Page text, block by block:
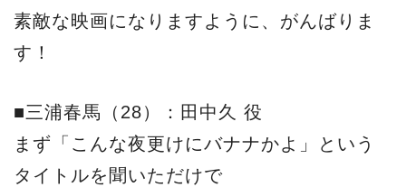
素敵な映画になりますように、がんばりま
す！
■三浦春馬（28）：田中久 役
まず「こんな夜更けにバナナかよ」という
タイトルを聞いただけで